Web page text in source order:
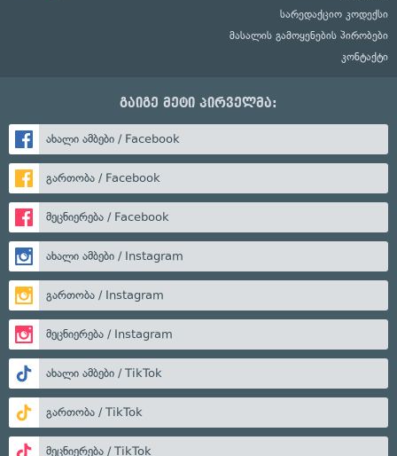
სარედაქციო კოდექსი
მასალის გამოყენების პირობები
კონტაქტი
გაიგე მეტი პირველმა:
ახალი ამბები / Facebook
გართობა / Facebook
მეცნიერება / Facebook
ახალი ამბები / Instagram
გართობა / Instagram
მეცნიერება / Instagram
ახალი ამბები / TikTok
გართობა / TikTok
მეცნიერება / TikTok